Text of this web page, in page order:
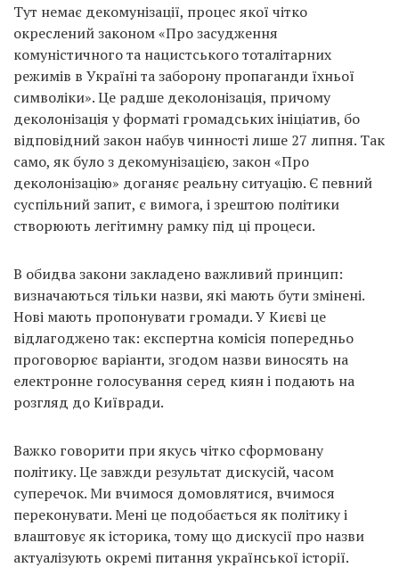
Тут немає декомунізації, процес якої чітко
окреслений законом «Про засудження
комуністичного та нацистського тоталітарних
режимів в Україні та заборону пропаганди їхньої
символіки». Це радше деколонізація, причому
деколонізація у форматі громадських ініціатив, бо
відповідний закон набув чинності лише 27 липня. Так
само, як було з декомунізацією, закон «Про
деколонізацію» доганяє реальну ситуацію. Є певний
суспільний запит, є вимога, і зрештою політики
створюють легітимну рамку під ці процеси.
В обидва закони закладено важливий принцип:
визначаються тільки назви, які мають бути змінені.
Нові мають пропонувати громади. У Києві це
відлагоджено так: експертна комісія попередньо
проговорює варіанти, згодом назви виносять на
електронне голосування серед киян і подають на
розгляд до Київради.
Важко говорити при якусь чітко сформовану
політику. Це завжди результат дискусій, часом
суперечок. Ми вчимося домовлятися, вчимося
переконувати. Мені це подобається як політику і
влаштовує як історика, тому що дискусії про назви
актуалізують окремі питання української історії.